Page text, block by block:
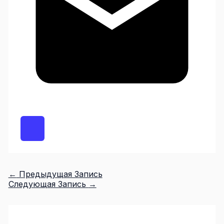
← Предыдущая Запись
Следующая Запись →